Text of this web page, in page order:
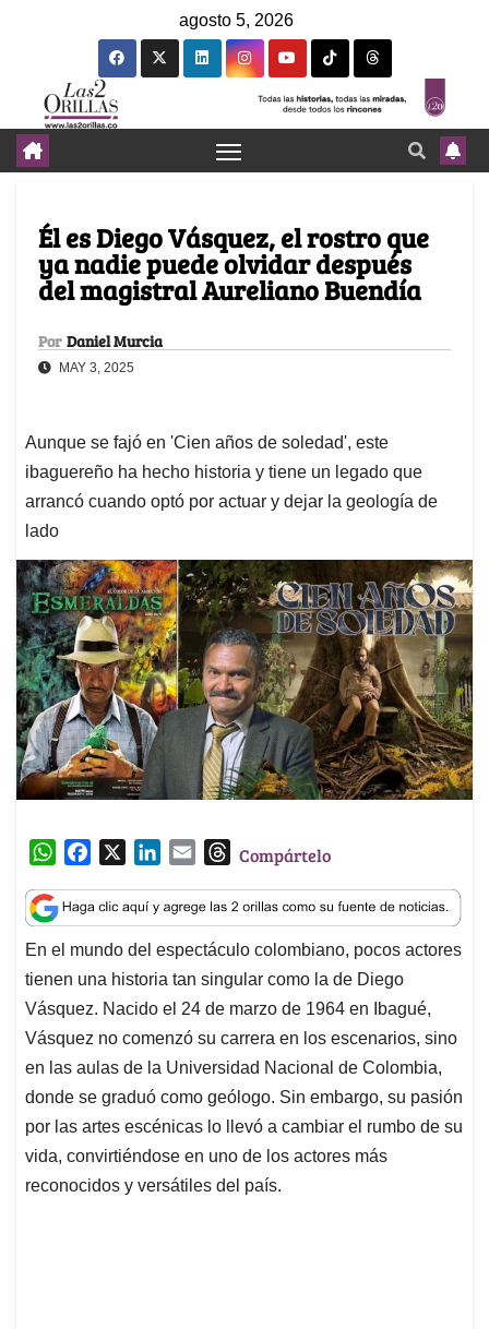
agosto 5, 2026
Él es Diego Vásquez, el rostro que
ya nadie puede olvidar después
del magistral Aureliano Buendía
Por Daniel Murcia
MAY 3, 2025
Aunque se fajó en 'Cien años de soledad', este
ibaguereño ha hecho historia y tiene un legado que
arrancó cuando optó por actuar y dejar la geología de
lado
W
a
t
s
A
p
p
c
e
b
o
o
k
n
k
e
d
I
n
a
i
l
T
r
e
a
d
s
Compártelo
En el mundo del espectáculo colombiano, pocos actores
tienen una historia tan singular como la de Diego
Vásquez. Nacido el 24 de marzo de 1964 en Ibagué,
Vásquez no comenzó su carrera en los escenarios, sino
en las aulas de la Universidad Nacional de Colombia,
donde se graduó como geólogo. Sin embargo, su pasión
por las artes escénicas lo llevó a cambiar el rumbo de su
vida, convirtiéndose en uno de los actores más
reconocidos y versátiles del país.​